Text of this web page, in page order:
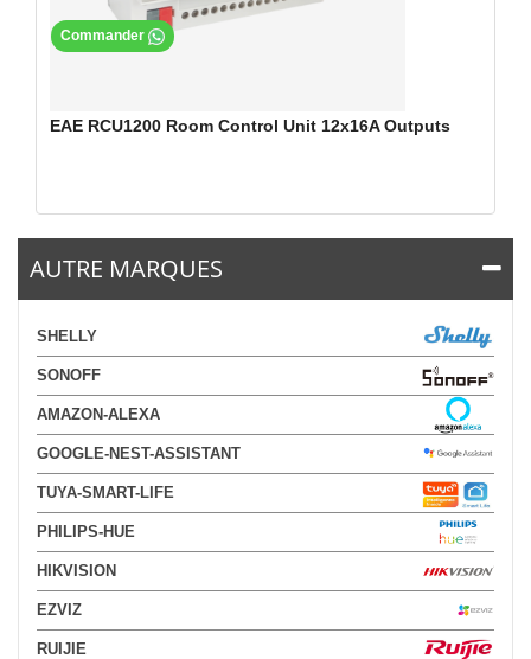
EAE RCU1200 Room Control Unit 12x16A Outputs
Commander
AUTRE MARQUES
SHELLY
SONOFF
AMAZON-ALEXA
GOOGLE-NEST-ASSISTANT
TUYA-SMART-LIFE
PHILIPS-HUE
HIKVISION
EZVIZ
RUIJIE